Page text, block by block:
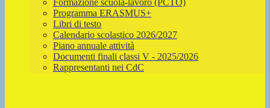
Formazione scuola-lavoro (PCTO)
Programma ERASMUS+
Libri di testo
Calendario scolastico 2026/2027
Piano annuale attività
Documenti finali classi V - 2025/2026
Rappresentanti nei CdC